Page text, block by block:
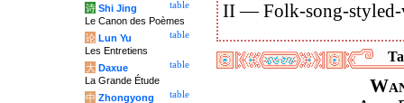
II —Folk-song-styled-
table
诗 Shi Jing
Le Canon des Poèmes
table
论 Lun Yu
Les Entretiens
table
大 Daxue
La Grande Étude
table
中 Zhongyong